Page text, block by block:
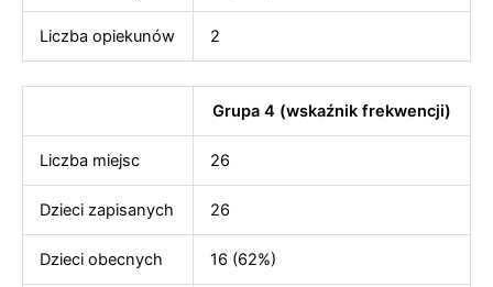
Liczba opiekunów 2
Grupa 4 (wskaźnik frekwencji)
Liczba miejsc 26
Dzieci zapisanych 26
Dzieci obecnych 16 (62%)